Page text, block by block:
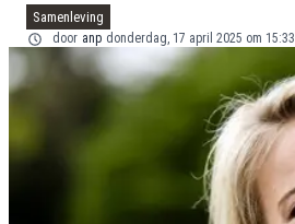
Samenleving
door anp donderdag, 17 april 2025 om 15:33